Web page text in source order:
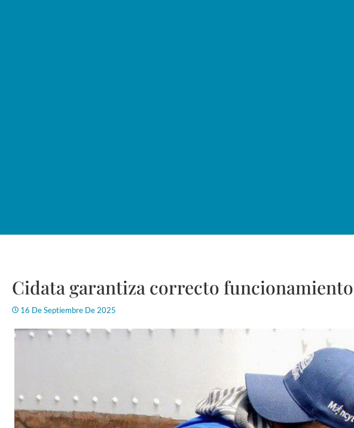
Cidata garantiza correcto
16 De Septiembre De 2025